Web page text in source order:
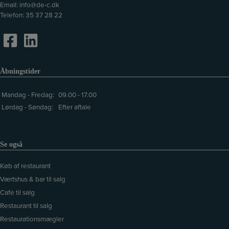
Email: info@de-c.dk
Telefon: 35 37 28 22
Åbningstider
Mandag - Fredag: 09.00 - 17.00
Lørdag - Søndag:
Efter aftale
Se også
Køb af restaurant
Værtshus & bar til salg
Cafe til salg
Restaurant til salg
Restaurationsmægler